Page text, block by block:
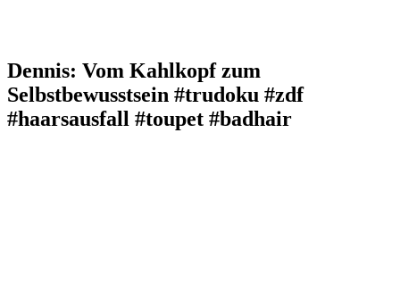
Dennis: Vom Kahlkopf zum
Selbstbewusstsein #trudoku #zdf
#haarsausfall #toupet #badhair